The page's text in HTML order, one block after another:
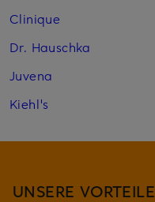
Clinique
Dr. Hauschka
Juvena
Kiehl's
UNSERE VORTEILE